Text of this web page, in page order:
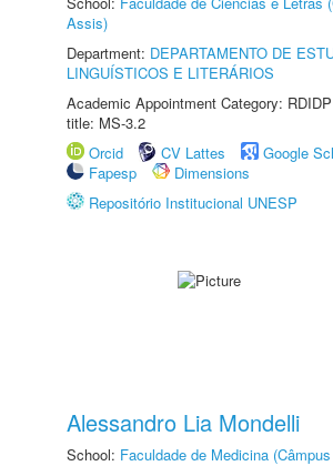
Assis)
Department: DEPARTAMENTO DE
LINGUÍSTICOS E LITERÁRIOS
Academic Appointment Category:
title: MS-3.2
Orcid
CV Lattes
Google
Fapesp
Dimensions
Repositório Institucional UNESP
Alessandro Lia Mondelli
School: Faculdade de Medicina